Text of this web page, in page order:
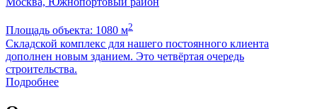
Площадь объекта: 1080 м2
Складской комплекс для нашего постоянного клиента
дополнен новым зданием. Это четвёртая очередь
строительства.
Подробнее